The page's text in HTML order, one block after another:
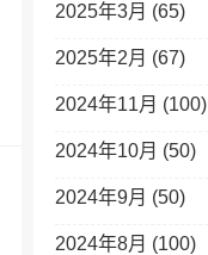
2025年3月 (65)
2025年2月 (67)
2024年11月 (100)
2024年10月 (50)
2024年9月 (50)
2024年8月 (100)